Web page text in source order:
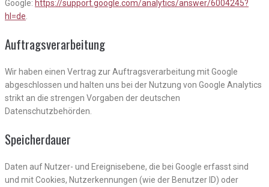
Google: https://support.google.com/analytics/answer/6004245?
hl=de
Auftragsverarbeitung
Wir haben einen Vertrag zur Auftragsverarbeitung mit Google
abgeschlossen und halten uns bei der Nutzung von Google Analytics
strikt an die strengen Vorgaben der deutschen
Datenschutzbehörden.
Speicherdauer
Daten auf Nutzer- und Ereignisebene, die bei Google erfasst sind
und mit Cookies, Nutzerkennungen (wie der Benutzer ID) oder